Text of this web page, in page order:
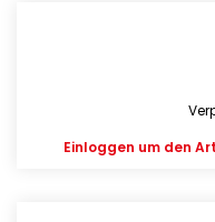
Einloggen um den